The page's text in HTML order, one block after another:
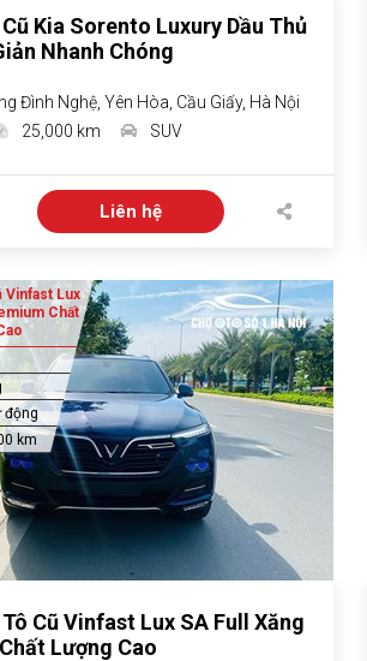
Kia Sorento Luxury Dầu Thủ
Nhanh Chóng
Đình Nghệ, Yên Hòa, Cầu Giấy, Hà Nội
25,000 km SUV
Liên hệ
Vinfast Lux
Chất
động
km
Cũ Vinfast Lux SA Full Xăng
Lượng Cao